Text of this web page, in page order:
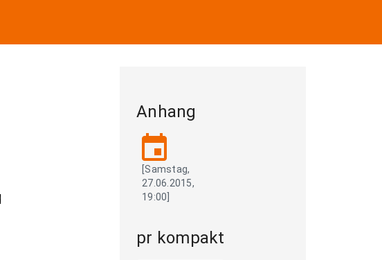
Anhang
event
[Samstag,
27.06.2015,
19:00]
pr kompakt